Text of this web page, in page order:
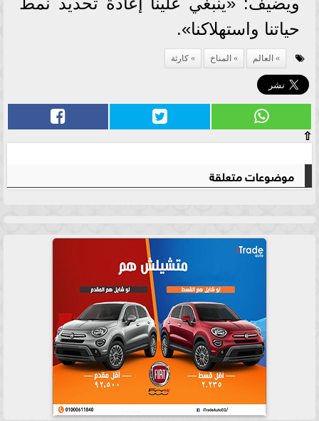
حياتنا واستهلاكنا».
العالم المناخ كارثة
⇧
موضوعات متعلقة